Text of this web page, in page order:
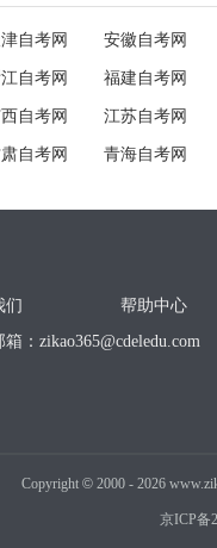
自考网 安徽自考网
自考网 福建自考网
自考网 江苏自考网
自考网 青海自考网
们
帮助中心
： zikao365@cdeledu.com
Copyright ©2000 - 2026
京ICP备